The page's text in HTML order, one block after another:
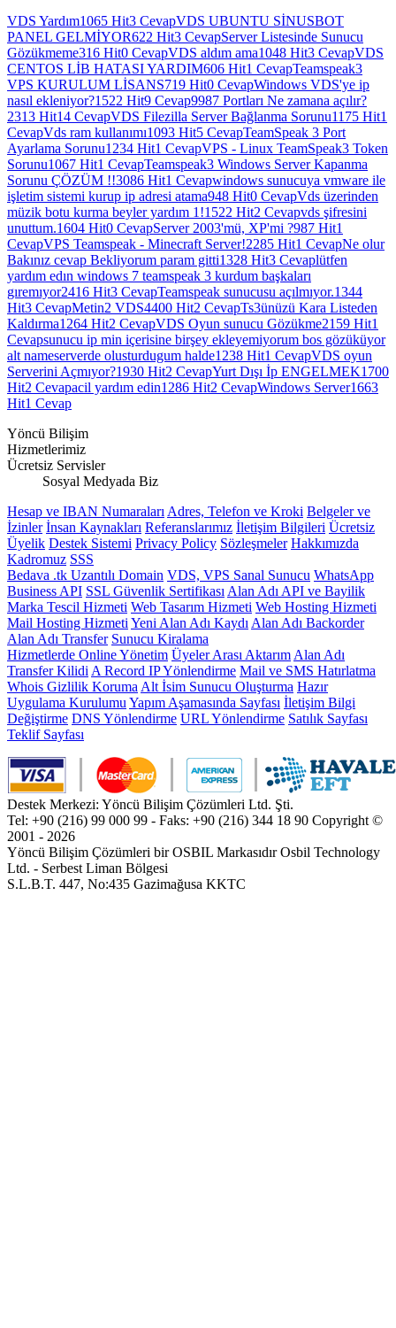
VDS Yardım1065 Hit3 CevapVDS UBUNTU SİNUSBOT
PANEL GELMİYOR622 Hit3 CevapServer Listesinde Sunucu
Gözükmeme316 Hit0 CevapVDS aldım ama1048 Hit3 CevapVDS
CENTOS LİB HATASI YARDIM606 Hit1 CevapTeamspeak3
VPS KURULUM LİSANS719 Hit0 CevapWindows VDS'ye ip
nasıl ekleniyor?1522 Hit9 Cevap9987 Portları Ne zamana açılır?
2313 Hit14 CevapVDS Filezilla Server Bağlanma Sorunu1175 Hit1
CevapVds ram kullanımı1093 Hit5 CevapTeamSpeak 3 Port
Ayarlama Sorunu1234 Hit1 CevapVPS - Linux TeamSpeak3 Token
Sorunu1067 Hit1 CevapTeamspeak3 Windows Server Kapanma
Sorunu ÇÖZÜM !!3086 Hit1 Cevapwindows sunucuya vmware ile
işletim sistemi kurup ip adresi atama948 Hit0 CevapVds üzerinden
müzik botu kurma beyler yardım 1!1522 Hit2 Cevapvds şifresini
unuttum.1604 Hit0 CevapServer 2003'mü, XP'mi ?987 Hit1
CevapVPS Teamspeak - Minecraft Server!2285 Hit1 CevapNe olur
Bakınız cevap Bekliyorum param gitti1328 Hit3 Cevaplütfen
yardım edın windows 7 teamspeak 3 kurdum başkaları
gıremıyor2416 Hit3 CevapTeamspeak sunucusu açılmıyor.1344
Hit3 CevapMetin2 VDS4400 Hit2 CevapTs3ünüzü Kara Listeden
Kaldırma1264 Hit2 CevapVDS Oyun sunucu Gözükme2159 Hit1
Cevapsunucu ip min içerisine birşey ekleyemiyorum bos gözüküyor
alt nameserverde olusturdugum halde1238 Hit1 CevapVDS oyun
Serverini Açmıyor?1930 Hit2 CevapYurt Dışı İp ENGELMEK1700
Hit2 Cevapacil yardım edin1286 Hit2 CevapWindows Server1663
Hit1 Cevap
Yöncü Bilişim
Hizmetlerimiz
Ücretsiz Servisler
Sosyal Medyada Biz
Hesap ve IBAN Numaraları Adres, Telefon ve Kroki Belgeler ve
İzinler İnsan Kaynakları Referanslarımız İletişim Bilgileri Ücretsiz
Üyelik Destek Sistemi Privacy Policy Sözleşmeler Hakkımızda
Kadromuz SSS
Bedava .tk Uzantılı Domain VDS, VPS Sanal Sunucu WhatsApp
Business API SSL Güvenlik Sertifikası Alan Adı API ve Bayilik
Marka Tescil Hizmeti Web Tasarım Hizmeti Web Hosting Hizmeti
Mail Hosting Hizmeti Yeni Alan Adı Kaydı Alan Adı Backorder
Alan Adı Transfer Sunucu Kiralama
Hizmetlerde Online Yönetim Üyeler Arası Aktarım Alan Adı
Transfer Kilidi A Record IP Yönlendirme Mail ve SMS Hatırlatma
Whois Gizlilik Koruma Alt İsim Sunucu Oluşturma Hazır
Uygulama Kurulumu Yapım Aşamasında Sayfası İletişim Bilgi
Değiştirme DNS Yönlendirme URL Yönlendirme Satılık Sayfası
Teklif Sayfası
Destek Merkezi: Yöncü Bilişim Çözümleri Ltd. Şti.
Tel: +90 (216) 99 000 99 - Faks: +90 (216) 344 18 90 Copyright ©
2001 - 2026
Yöncü Bilişim Çözümleri bir OSBIL Markasıdır Osbil Technology
Ltd. - Serbest Liman Bölgesi
S.L.B.T. 447, No:435 Gazimağusa KKTC